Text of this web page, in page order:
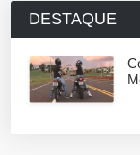
DESTAQUE